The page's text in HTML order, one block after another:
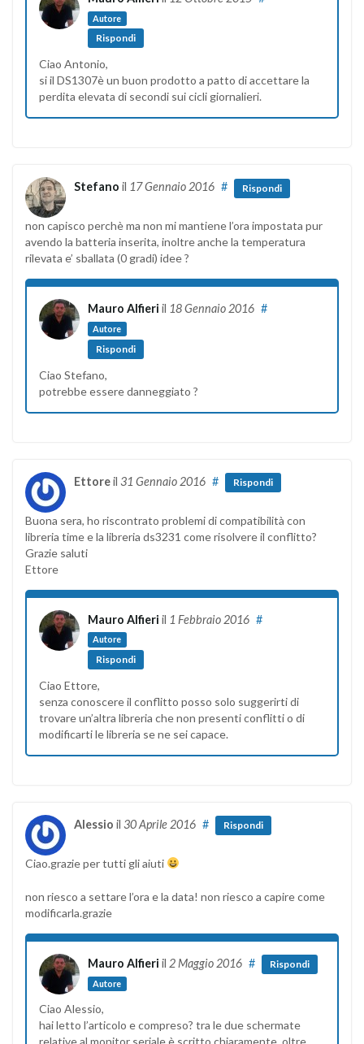
Autore
Rispondi
Ciao Antonio,
si il DS1307è un buon prodotto a patto di accettare la
perdita elevata di secondi sui cicli giornalieri.
Stefano il 17 Gennaio 2016 # Rispondi
non capisco perchè ma non mi mantiene l’ora impostata pur
avendo la batteria inserita, inoltre anche la temperatura
rilevata e’ sballata (0 gradi) idee ?
Mauro Alfieri il 18 Gennaio 2016
Autore
#
Rispondi
Ciao Stefano,
potrebbe essere danneggiato ?
Ettoreil 31 Gennaio 2016 # Rispondi
Buona sera, ho riscontrato problemi di compatibilità con
libreria time e la libreria ds3231 come risolvere il conflitto?
Grazie saluti
Ettore
Mauro Alfieri il 1 Febbraio 2016
Autore
#
Rispondi
Ciao Ettore,
senza conoscere il conflitto posso solo suggerirti di
trovare un’altra libreria che non presenti conflitti o di
modificarti le libreria se ne sei capace.
Alessio il 30 Aprile 2016 # Rispondi
Ciao.grazie per tutti gli aiuti
non riesco a settare l’ora e la data! non riesco a capire come
modificarla.grazie
Mauro Alfieri il 2 Maggio 2016
Autore
# Rispondi
Ciao Alessio,
hai letto l’articolo e compreso? tra le due schermate
relative al monitor seriale è scritto chiaramente, oltre